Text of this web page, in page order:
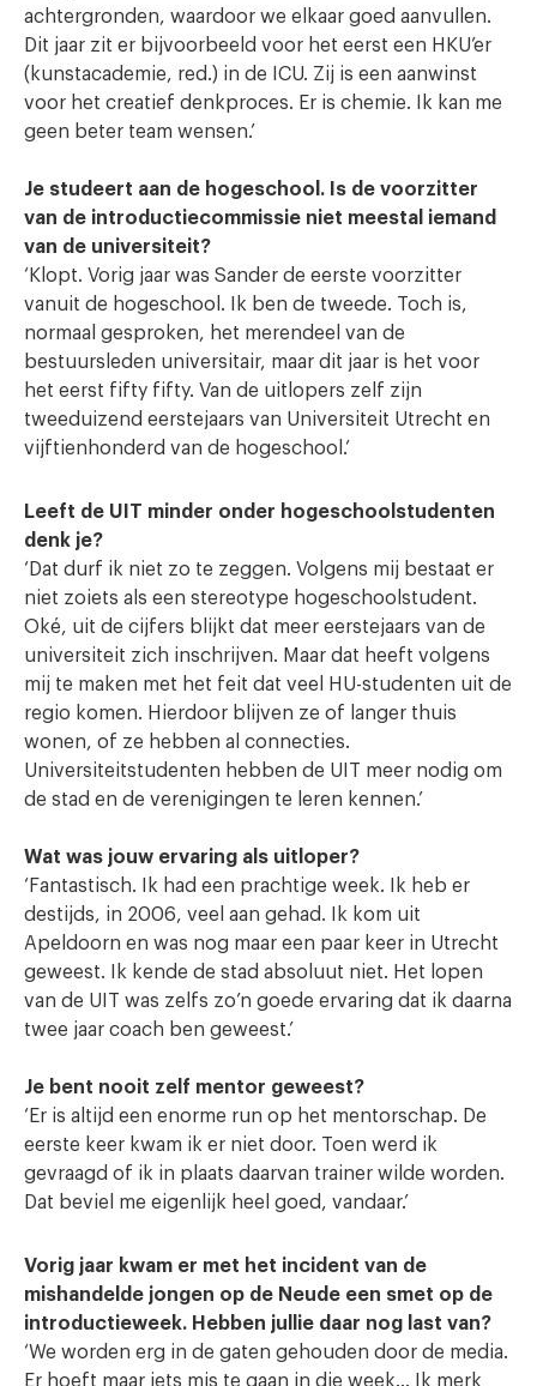
achtergronden, waardoor we elkaar goed aanvullen.
Dit jaar zit er bijvoorbeeld voor het eerst een HKU’er
(kunstacademie, red.) in de ICU. Zij is een aanwinst
voor het creatief denkproces. Er is chemie. Ik kan me
geen beter team wensen.’
Je studeert aan de hogeschool. Is de voorzitter
van de introductiecommissie niet meestal iemand
van de universiteit?
‘Klopt. Vorig jaar was Sander de eerste voorzitter
vanuit de hogeschool. Ik ben de tweede. Toch is,
normaal gesproken, het merendeel van de
bestuursleden universitair, maar dit jaar is het voor
het eerst fifty fifty. Van de uitlopers zelf zijn
tweeduizend eerstejaars van Universiteit Utrecht en
vijftienhonderd van de hogeschool.’
Leeft de UIT minder onder hogeschoolstudenten
denk je?
‘Dat durf ik niet zo te zeggen. Volgens mij bestaat er
niet zoiets als een stereotype hogeschoolstudent.
Oké, uit de cijfers blijkt dat meer eerstejaars van de
universiteit zich inschrijven. Maar dat heeft volgens
mij te maken met het feit dat veel HU-studenten uit de
regio komen. Hierdoor blijven ze of langer thuis
wonen, of ze hebben al connecties.
Universiteitstudenten hebben de UIT meer nodig om
de stad en de verenigingen te leren kennen.’
Wat was jouw ervaring als uitloper?
‘Fantastisch. Ik had een prachtige week. Ik heb er
destijds, in 2006, veel aan gehad. Ik kom uit
Apeldoorn en was nog maar een paar keer in Utrecht
geweest. Ik kende de stad absoluut niet. Het lopen
van de UIT was zelfs zo’n goede ervaring dat ik daarna
twee jaar coach ben geweest.’
Je bent nooit zelf mentor geweest?
‘Er is altijd een enorme run op het mentorschap. De
eerste keer kwam ik er niet door. Toen werd ik
gevraagd of ik in plaats daarvan trainer wilde worden.
Dat beviel me eigenlijk heel goed, vandaar.’
Vorig jaar kwam er met het incident van de
mishandelde jongen op de Neude een smet op de
introductieweek. Hebben jullie daar nog last van?
‘We worden erg in de gaten gehouden door de media.
Er hoeft maar iets mis te gaan in die week… Ik merk